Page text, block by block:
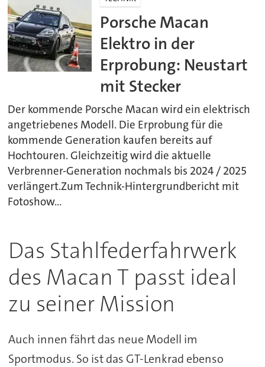
Porsche Macan
Elektro in der
Erprobung: Neustart
mit Stecker
Der kommende Porsche Macan wird ein elektrisch
angetriebenes Modell. Die Erprobung für die
kommende Generation kaufen bereits auf
Hochtouren. Gleichzeitig wird die aktuelle
Verbrenner-Generation nochmals bis 2024 / 2025
verlängert.Zum Technik-Hintergrundbericht mit
Fotoshow...
Das Stahlfederfahrwerk
des Macan T passt ideal
zu seiner Mission
Auch innen fährt das neue Modell im
Sportmodus. So ist das GT-Lenkrad ebenso